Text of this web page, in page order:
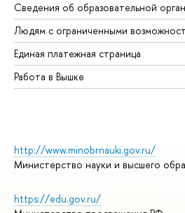
Сведения об образовательной
Людям с ограниченными
Единая платежная страница
Работа в Вышке
http://www.minobrnauki.gov.ru/
Министерство науки и высшего
https://edu.gov.ru/